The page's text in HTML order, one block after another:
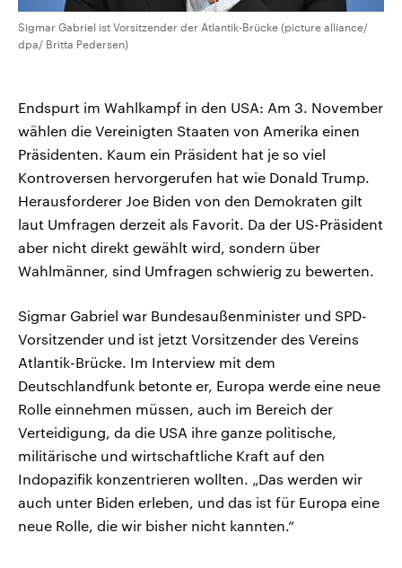
Sigmar Gabriel ist Vorsitzender der Atlantik-Brücke (picture alliance/
dpa/ Britta Pedersen)
Endspurt im Wahlkampf in den USA: Am 3. November
wählen die Vereinigten Staaten von Amerika einen
Präsidenten. Kaum ein Präsident hat je so viel
Kontroversen hervorgerufen hat wie Donald Trump.
Herausforderer Joe Biden von den Demokraten gilt
laut Umfragen derzeit als Favorit. Da der US-Präsident
aber nicht direkt gewählt wird, sondern über
Wahlmänner, sind Umfragen schwierig zu bewerten.
Sigmar Gabriel war Bundesaußenminister und SPD-
Vorsitzender und ist jetzt Vorsitzender des Vereins
Atlantik-Brücke. Im Interview mit dem
Deutschlandfunk betonte er, Europa werde eine neue
Rolle einnehmen müssen, auch im Bereich der
Verteidigung, da die USA ihre ganze politische,
militärische und wirtschaftliche Kraft auf den
Indopazifik konzentrieren wollten. „Das werden wir
auch unter Biden erleben, und das ist für Europa eine
neue Rolle, die wir bisher nicht kannten.“